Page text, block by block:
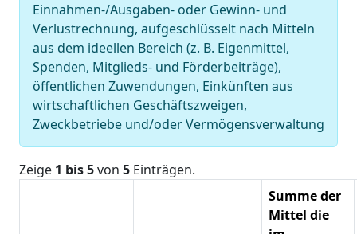
Einnahmen-/Ausgaben- oder Gewinn- und
Verlustrechnung, aufgeschlüsselt nach Mitteln
aus dem ideellen Bereich (z. B. Eigenmittel,
Spenden, Mitglieds- und Förderbeiträge),
öffentlichen Zuwendungen, Einkünften aus
wirtschaftlichen Geschäftszweigen,
Zweckbetriebe und/oder Vermögensverwaltung
Zeige 1 bis 5von 5 Einträgen.
Summe der
Mittel die